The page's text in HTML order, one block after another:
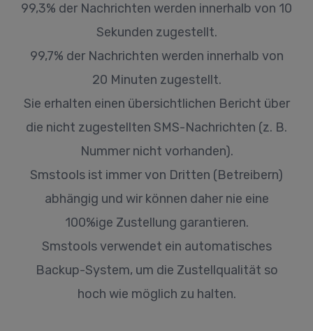
99,3% der Nachrichten werden innerhalb von 10
Sekunden zugestellt.
99,7% der Nachrichten werden innerhalb von
20 Minuten zugestellt.
Sie erhalten einen übersichtlichen Bericht über
die nicht zugestellten SMS-Nachrichten (z. B.
Nummer nicht vorhanden).
Smstools ist immer von Dritten (Betreibern)
abhängig und wir können daher nie eine
100%ige Zustellung garantieren.
Smstools verwendet ein automatisches
Backup-System, um die Zustellqualität so
hoch wie möglich zu halten.